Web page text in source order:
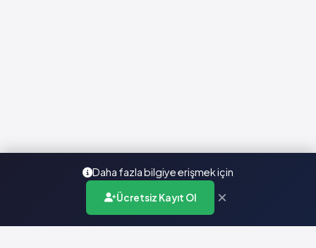
Daha fazla bilgiye erişmek için
Ücretsiz Kayıt Ol ×